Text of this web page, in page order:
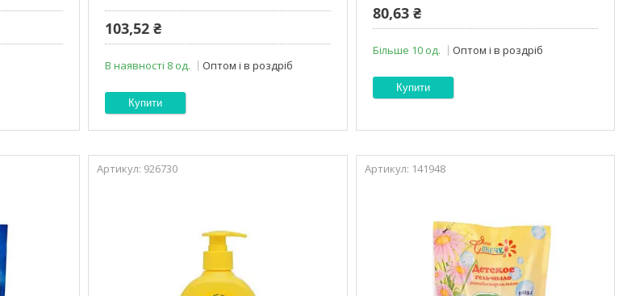
103,52 ₴
В наявності 8 од. Оптом і в роздріб
Купити
80,63 ₴
Більше 10 од. Оптом і в роздріб
Купити
926730 141948